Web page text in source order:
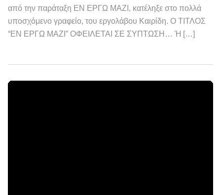
από την παράταξη ΕΝ ΕΡΓΩ ΜΑΖΙ, κατέληξε στο πολλά
υποσχόμενο γραφείο, του εργολάβου Καιρίδη. Ο ΤΙΤΛΟΣ
“ΕΝ ΕΡΓΩ ΜΑΖΙ” ΟΦΕΙΛΕΤΑΙ ΣΕ ΣΥΠΤΩΣΗ… Ή […]